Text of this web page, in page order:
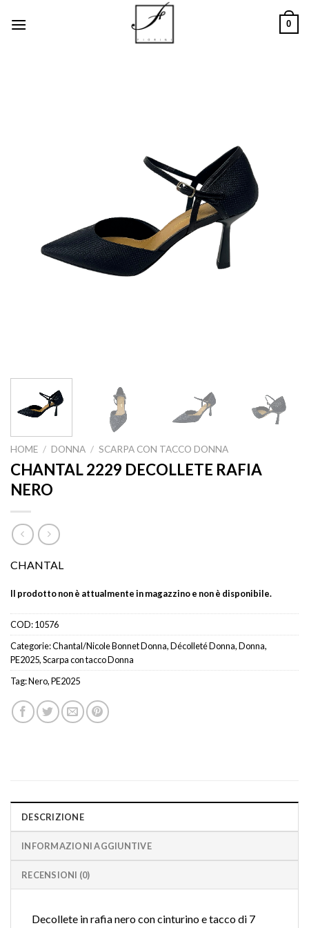
0
HOME / DONNA / SCARPA CON TACCO DONNA
CHANTAL 2229 DECOLLETE RAFIA
NERO
CHANTAL
Il prodotto non è attualmente in magazzino e non è disponibile.
COD:10576
Categorie:Chantal/Nicole Bonnet Donna,Décolleté Donna,Donna,
PE2025,Scarpa con tacco Donna
Tag:Nero,PE2025
DESCRIZIONE
INFORMAZIONI AGGIUNTIVE
RECENSIONI (0)
Decollete in rafia nero con cinturino e tacco di 7